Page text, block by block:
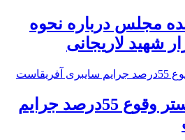
مجلس درباره نحوه
شهید لاریجانی
هوش مصنوعی، بستر وقوع 55درصد جرایم